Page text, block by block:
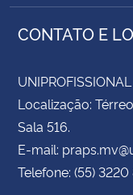
CONTATO E
Localização:
Sala 516.
E-mail:
Telefone: (55) 3220